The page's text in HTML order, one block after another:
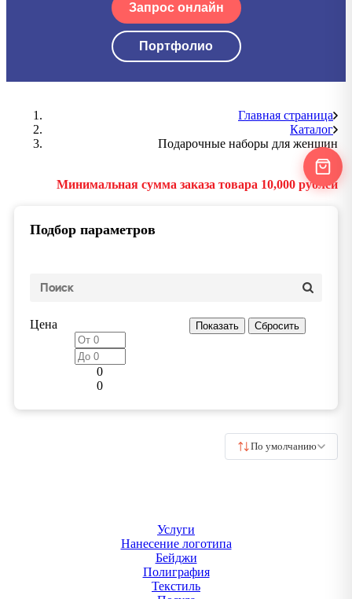
Запрос онлайн
Портфолио
Главная страница
Каталог
Подарочные наборы для женщин
Минимальная сумма заказа товара 10,000 рублей
Подбор параметров
Цена
0
0
По умолчанию
Услуги
Нанесение логотипа
Бейджи
Полиграфия
Текстиль